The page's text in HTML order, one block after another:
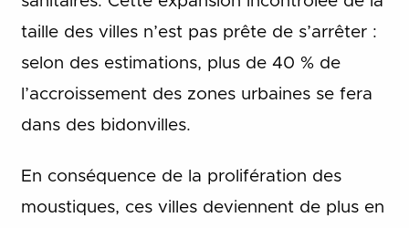
taille des villes n’est pas prête de s’arrêter :
selon des estimations, plus de 40 % de
l’accroissement des zones urbaines se fera
dans des bidonvilles.
En conséquence de la prolifération des
moustiques, ces villes deviennent de plus en